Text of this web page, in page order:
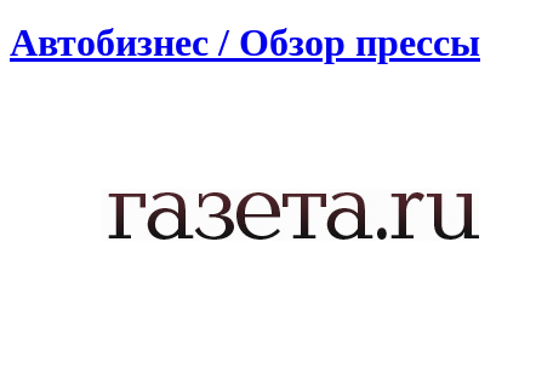
Автобизнес / Обзор прессы